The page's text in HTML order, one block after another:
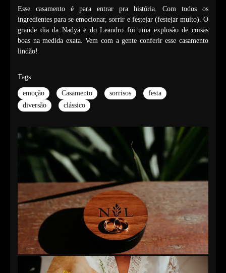
Esse casamento é para entrar pra história. Com todos os
ingredientes para se emocionar, sorrir e festejar (festejar muito). O
grande dia da Nadya e do Leandro foi uma explosão de coisas
boas na medida exata. Vem com a gente conferir esse casamento
lindão!
Tags
emoção Casamento sorrisos
festa
diversão
clássico